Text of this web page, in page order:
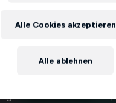
Alle ablehnen
Alle Cookies akzeptieren